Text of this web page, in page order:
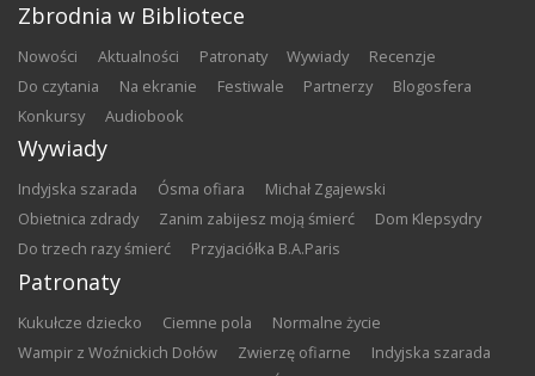
Zbrodnia w Bibliotece
nowości aktualności patronaty wywiady
recenzje
do czytania
na ekranie festiwale partnerzy
blogosfera
konkursy
audiobook
Wywiady
Indyjska szarada Ósma ofiara
Michał Zgajewski
Obietnica zdrady
Zanim zabijesz moją śmierć
Dom Klepsydry
Do trzech razy śmierć
Przyjaciółka B.A.Paris
Patronaty
Kukułcze dziecko Ciemne pola
Normalne życie
Wampir z Woźnickich Dołów
Zwierzę ofiarne
Indyjska szarada